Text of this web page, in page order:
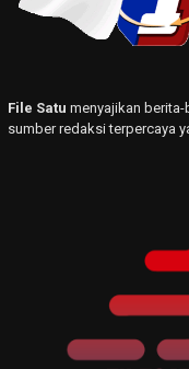
File Satu menyajikan
sumber redaksi terpercaya